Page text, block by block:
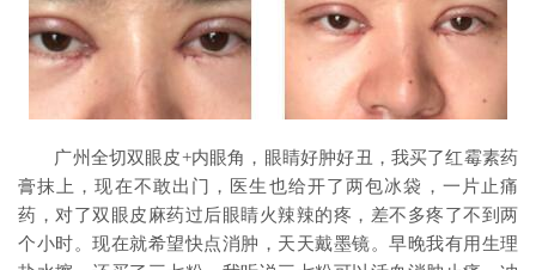
广州全切双眼皮+内眼角，眼睛好肿好丑，我买了红霉素药
膏抹上，现在不敢出门，医生也给开了两包冰袋，一片止痛
药，对了双眼皮麻药过后眼睛火辣辣的疼，差不多疼了不到两
个小时。现在就希望快点消肿，天天戴墨镜。早晚我有用生理